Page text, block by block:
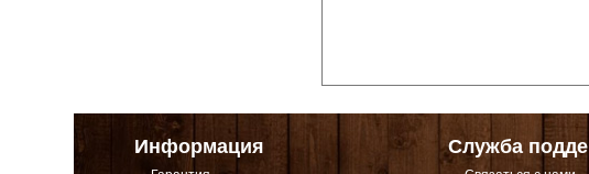
Информация Служба